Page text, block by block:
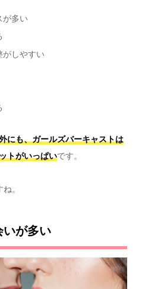
が多い
しやすい
にも、ガールズバーキャストは
トがいっぱいです。
。
いが多い